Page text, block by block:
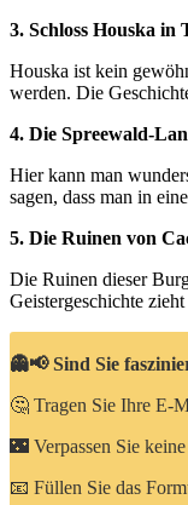
3. Schloss ‌Houska in⁤
Houska ist kein
werden. Die
4. Die Spreewald-
Hier kann man
‍sagen,‍ dass man in
5.​ Die Ruinen von
Die Ruinen dieser
Geistergeschichte
👻📢 Sind Sie
🤔 Tragen Sie Ihre E-
🌃 Verpassen Sie
📧 Füllen Sie das